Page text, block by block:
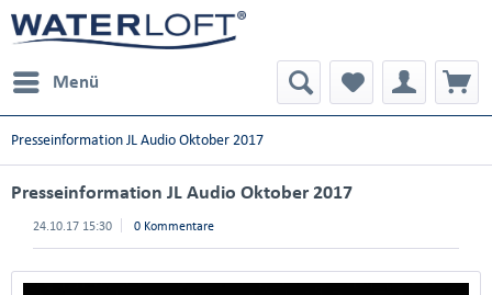
Menü
Presseinformation JL Audio Oktober 2017
Presseinformation JL Audio Oktober 2017
24.10.17 15:30 0 Kommentare